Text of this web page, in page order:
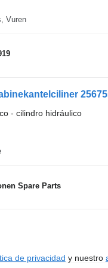
Vuren
- cilindro hidráulico
Spare Parts
de privacidad y nuestro